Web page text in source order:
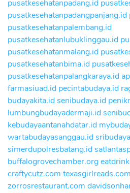
pusatkesehatanpadang.id
pusatkesehatanpadangpanjang.id
pusatkesehatanpalembang.id
pusatkesehatanlubuklinggau.id
pusatkesehatanmalang.id
pusatkesehatanbima.id
pusatkesehatanpalangkaraya.id
farmasiuad.id pecintabudaya.id
budayakita.idsenibudaya.id
lumbungbudayadermaji.id
kebudayaantanahdatar.id
wartabudayasanggau.id
simerdupolresbatang.id
buffalogrovechamber.org
craftycutz.com texasgirlreads.com
zorrosrestaurant.com